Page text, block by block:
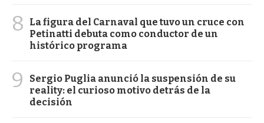
8
La figura del Carnaval que tuvo un cruce con
Petinatti debuta como conductor de un
histórico programa
9
Sergio Puglia anunció la suspensión de su
reality: el curioso motivo detrás de la
decisión